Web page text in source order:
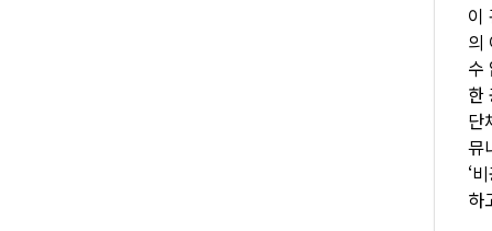
이
의
수
한
단
뮤
‘
하